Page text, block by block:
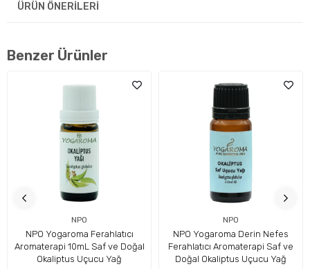
ÜRÜN ÖNERILERI
Benzer Ürünler
NPO
NPO Yogaroma Ferahlatıcı
Aromaterapi 10mL Saf ve Doğal
Okaliptus Uçucu Yağ
NPO
NPO Yogaroma Derin Nefes
Ferahlatıcı Aromaterapi Saf ve
Doğal Okaliptus Uçucu Yağ